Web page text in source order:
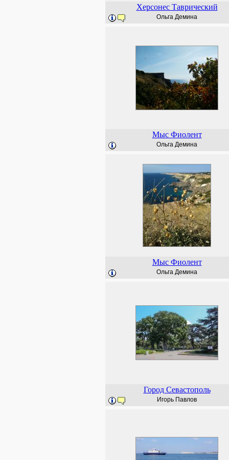
Херсонес Таврический
Ольга Демина
Мыс Фиолент
Ольга Демина
Мыс Фиолент
Ольга Демина
Город Севастополь
Игорь Павлов